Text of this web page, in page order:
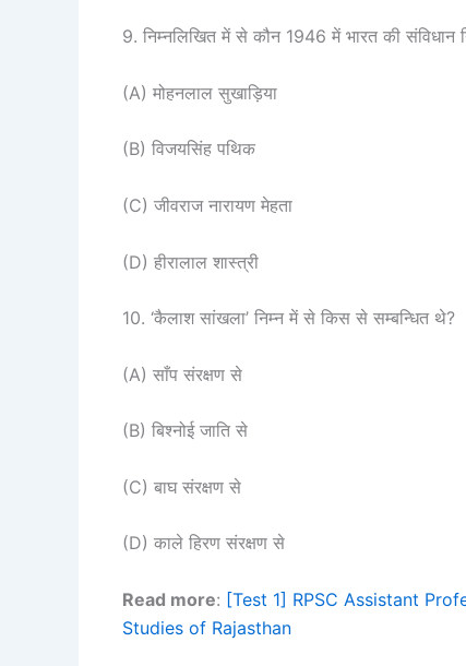
9. निम्नलिखित में से कौन 1946 में भारत की संविधान
(A) मोहनलाल सुखाड़िया
(B) विजयसिंह पथिक
(C) जीवराज नारायण मेहता
(D) हीरालाल शास्त्री
10. ‘कैलाश सांखला’ निम्न में से किस से सम्बन्धित थे?
(A) साँप संरक्षण से
(B) बिश्नोई जाति से
(C) बाघ संरक्षण से
(D) काले हिरण संरक्षण से
Read more: [Test 1] RPSC Assistant
Studies of Rajasthan